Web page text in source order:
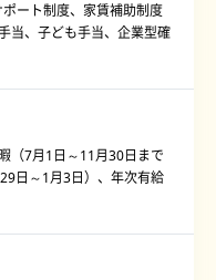
ート制度、家賃補助制度
当、子ども手当、企業型確
（7月1日～11月30日まで
日～1月3日）、年次有給